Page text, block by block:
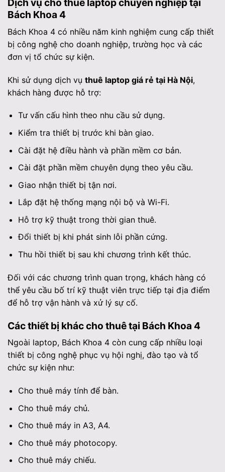
Dịch vụ cho thuê laptop chuyên nghiệp tại
Bách Khoa 4
Bách Khoa 4 có nhiều năm kinh nghiệm cung cấp thiết
bị công nghệ cho doanh nghiệp, trường học và các
đơn vị tổ chức sự kiện.
Khi sử dụng dịch vụ thuê laptop giá rẻ tại Hà Nội,
khách hàng được hỗ trợ:
Tư vấn cấu hình theo nhu cầu sử dụng.
Kiểm tra thiết bị trước khi bàn giao.
Cài đặt hệ điều hành và phần mềm cơ bản.
Cài đặt phần mềm chuyên dụng theo yêu cầu.
Giao nhận thiết bị tận nơi.
Lắp đặt hệ thống mạng nội bộ và Wi-Fi.
Hỗ trợ kỹ thuật trong thời gian thuê.
Đổi thiết bị khi phát sinh lỗi phần cứng.
Thu hồi thiết bị sau khi chương trình kết thúc.
Đối với các chương trình quan trọng, khách hàng có
thể yêu cầu bố trí kỹ thuật viên trực tiếp tại địa điểm
để hỗ trợ vận hành và xử lý sự cố.
Các thiết bị khác cho thuê tại Bách Khoa 4
Ngoài laptop, Bách Khoa 4 còn cung cấp nhiều loại
thiết bị công nghệ phục vụ hội nghị, đào tạo và tổ
chức sự kiện như:
Cho thuê máy tính để bàn.
Cho thuê máy chủ.
Cho thuê máy in A3, A4.
Cho thuê máy photocopy.
Cho thuê máy chiếu.